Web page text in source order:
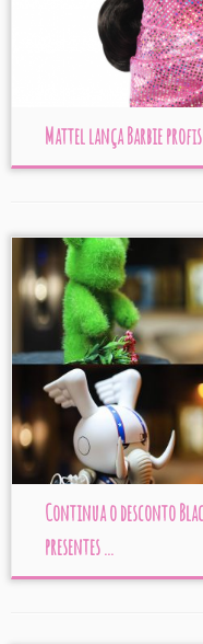
Mattel lança Barbie
Continua o desconto
presentes ...